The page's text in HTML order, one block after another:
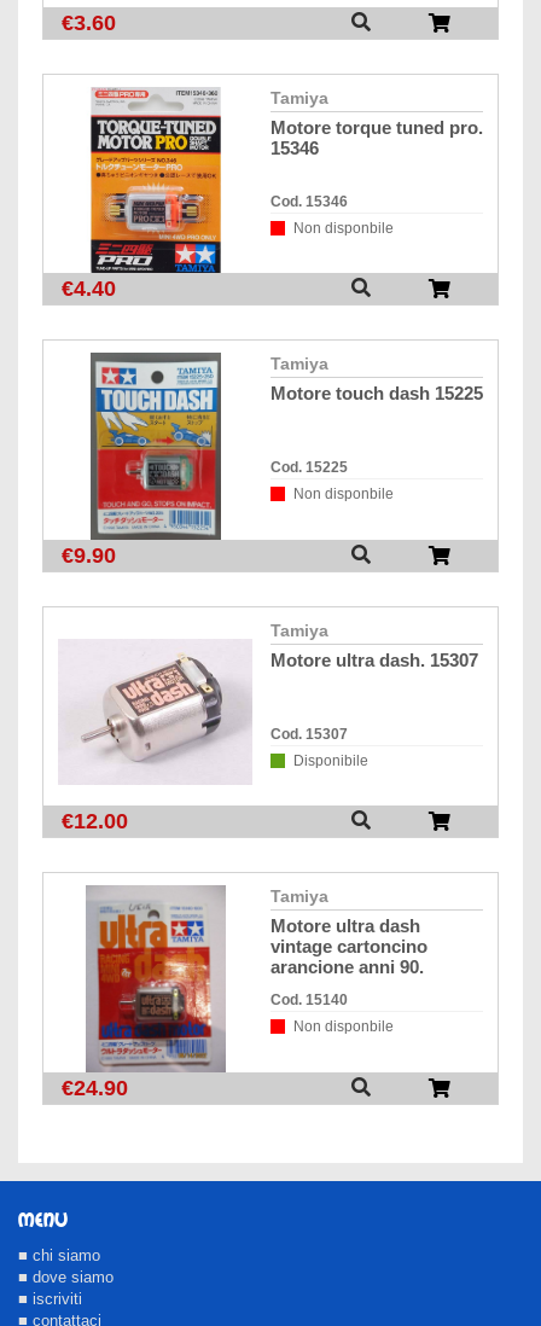
€3.60
tamiya
motore torque tuned pro.
15346
Cod. 15346
Non disponbile
€4.40
tamiya
motore touch dash 15225
Cod. 15225
Non disponbile
€9.90
tamiya
motore ultra dash. 15307
Cod. 15307
Disponibile
€12.00
tamiya
motore ultra dash
vintage cartoncino
arancione anni 90.
Cod. 15140
Non disponbile
€24.90
MENU
■ chi siamo
■ dove siamo
■ iscriviti
■ contattaci